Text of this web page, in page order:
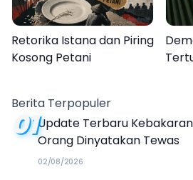
Retorika Istana dan Piring
Kosong Petani
Berita Terpopuler
01Update Terbaru
Orang Dinyatakan Tewas
02/08/2026